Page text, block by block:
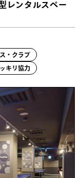
レンタルスペー
・クラブ
ッキリ協力